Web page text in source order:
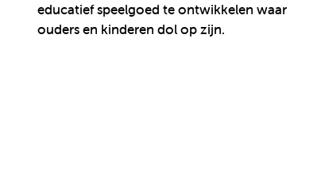
educatief speelgoed te ontwikkelen waar
ouders en kinderen dol op zijn.